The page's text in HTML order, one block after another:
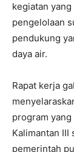
kegiatan
pengelolaan
pendukung
daya air.
Rapat kerja
program
Kalimantan III
pemerintah